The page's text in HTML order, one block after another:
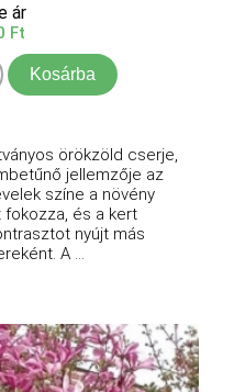
ár
Ft
Kosárba
örökzöld cserje,
jellemzője az
színe a növény
fokozza, és a kert
nyújt más
A ...